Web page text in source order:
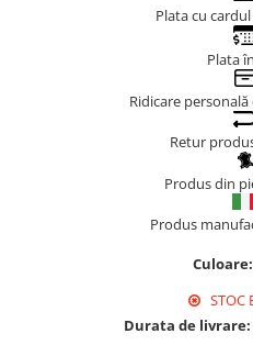
Plata cu
Plata
Ridicare
Retur
Produs din
Produs
Culoare:
STOC
Durata de livrare: